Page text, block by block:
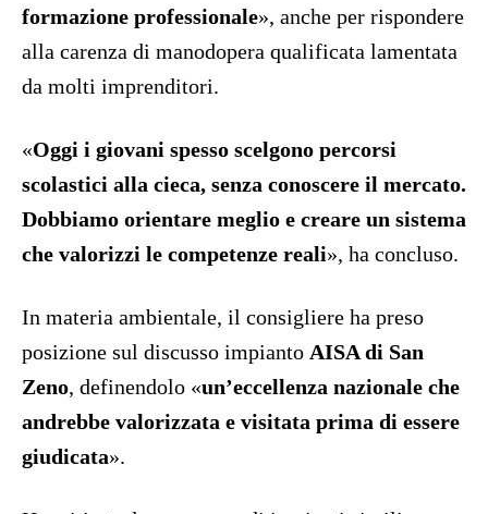
formazione professionale», anche per rispondere
alla carenza di manodopera qualificata lamentata
da molti imprenditori.
«Oggi i giovani spesso scelgono percorsi
scolastici alla cieca, senza conoscere il mercato.
Dobbiamo orientare meglio e creare un sistema
che valorizzi le competenze reali», ha concluso.
In materia ambientale, il consigliere ha preso
posizione sul discusso impianto AISA di San
Zeno, definendolo «un’eccellenza nazionale che
andrebbe valorizzata e visitata prima di essere
giudicata».